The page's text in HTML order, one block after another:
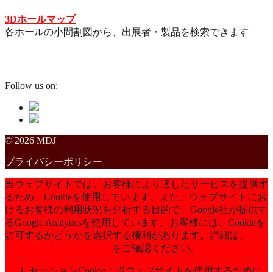
3Dホールマップ
各ホールの小間割図から、出展者・製品を検索できます
Follow us on:
© 2026 MDJ
プライバシーポリシー
当ウェブサイトでは、お客様により適したサービスを提供す
るため、Cookieを使用しています。また、ウェブサイトにお
けるお客様の利用状況を分析する目的で、Google社が提供す
るGoogle Analyticsを使用しています。お客様には、Cookieを
許可するかどうかを選択する権利があります。詳細は、
をご確認ください。